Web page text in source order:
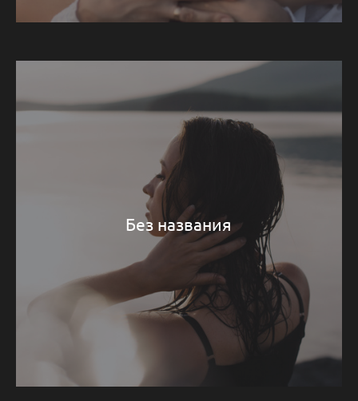
Без названия